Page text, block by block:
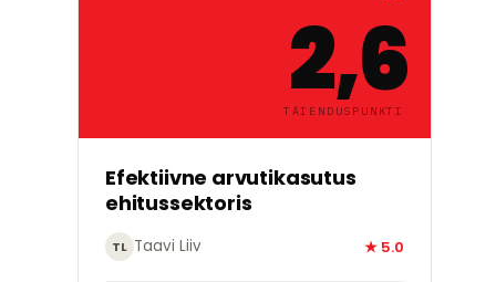
2,6
TÄIENDUSPUNKTI
Efektiivne arvutikasutus
ehitussektoris
TL Taavi Liiv ★ 5.0